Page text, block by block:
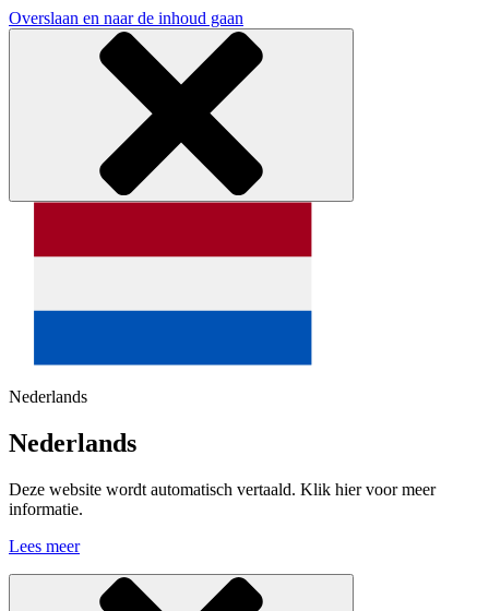
Overslaan en naar de inhoud gaan
Nederlands
Nederlands
Deze website wordt automatisch vertaald. Klik hier voor meer
informatie.
Lees meer